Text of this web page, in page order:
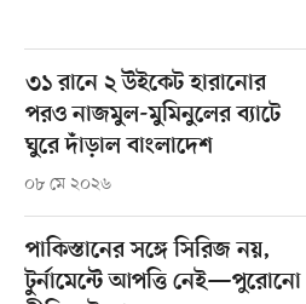
৩১ রানে ২ উইকেট হারানোর
পরও নাজমুল-মুমিনুলের ব্যাটে
ঘুরে দাঁড়াল বাংলাদেশ
০৮ মে ২০২৬
পাকিস্তানের সঙ্গে সিরিজ নয়,
টুর্নামেন্টে আপত্তি নেই—পুরোনো